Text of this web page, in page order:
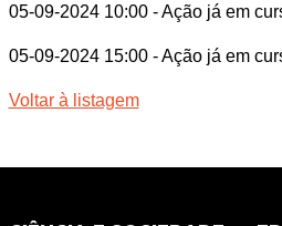
05-09-2024 10:00 - Ação já em
05-09-2024 15:00 - Ação já em
Voltar à listagem